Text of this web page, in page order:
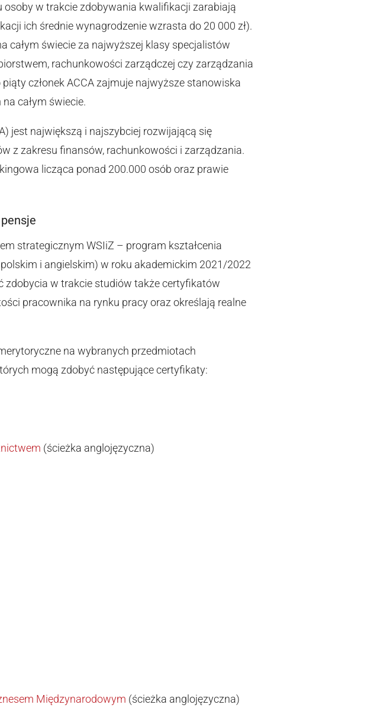
osoby w trakcie zdobywania kwalifikacji zarabiają
ich średnie wynagrodzenie wzrasta do 20 000 zł).
całym świecie za najwyższej klasy specjalistów
rachunkowości zarządczej czy zarządzania
członek ACCA zajmuje najwyższe stanowiska
całym świecie.
jest największą i najszybciej rozwijającą się
z zakresu finansów, rachunkowości i zarządzania.
licząca ponad 200.000 osób oraz prawie
strategicznym WSIiZ – program kształcenia
i angielskim) w roku akademickim 2021/2022
zdobycia w trakcie studiów także certyfikatów
pracownika na rynku pracy oraz określają realne
na wybranych przedmiotach
mogą zdobyć następujące certyfikaty:
(ścieżka anglojęzyczna)
Międzynarodowym (ścieżka anglojęzyczna)